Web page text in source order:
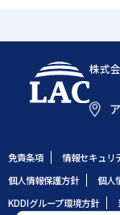
株式
免責条項 情報セキュリ
個人情報保護方針
個人
KDDIグループ環境方針